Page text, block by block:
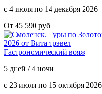
с 4 июля по 14 декабря 2026
От 45 590 руб
Гастрономический вояж
5 дней / 4 ночи
с 23 июля по 15 октября 2026